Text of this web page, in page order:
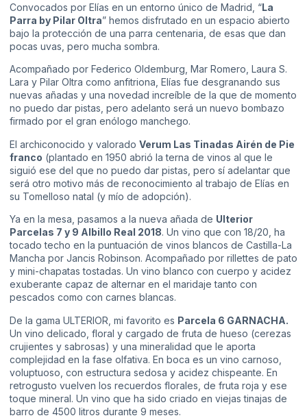
Convocados por Elías en un entorno único de Madrid, “La
Parra by Pilar Oltra” hemos disfrutado en un espacio abierto
bajo la protección de una parra centenaria, de esas que dan
pocas uvas, pero mucha sombra.
Acompañado por Federico Oldemburg, Mar Romero, Laura S.
Lara y Pilar Oltra como anfitriona, Elías fue desgranando sus
nuevas añadas y una novedad increíble de la que de momento
no puedo dar pistas, pero adelanto será un nuevo bombazo
firmado por el gran enólogo manchego.
El archiconocido y valorado Verum Las Tinadas Airén de Pie
franco (plantado en 1950 abrió la terna de vinos al que le
siguió ese del que no puedo dar pistas, pero sí adelantar que
será otro motivo más de reconocimiento al trabajo de Elías en
su Tomelloso natal (y mío de adopción).
Ya en la mesa, pasamos a la nueva añada de Ulterior
Parcelas 7 y 9 Albillo Real 2018. Un vino que con 18/20, ha
tocado techo en la puntuación de vinos blancos de Castilla-La
Mancha por Jancis Robinson. Acompañado por rillettes de pato
y mini-chapatas tostadas. Un vino blanco con cuerpo y acidez
exuberante capaz de alternar en el maridaje tanto con
pescados como con carnes blancas.
De la gama ULTERIOR, mi favorito es Parcela 6 GARNACHA.
Un vino delicado, floral y cargado de fruta de hueso (cerezas
crujientes y sabrosas) y una mineralidad que le aporta
complejidad en la fase olfativa. En boca es un vino carnoso,
voluptuoso, con estructura sedosa y acidez chispeante. En
retrogusto vuelven los recuerdos florales, de fruta roja y ese
toque mineral. Un vino que ha sido criado en viejas tinajas de
barro de 4500 litros durante 9 meses.